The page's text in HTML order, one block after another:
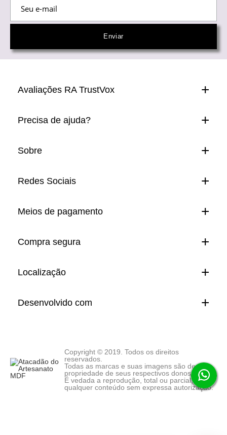
Avaliações RA TrustVox
Precisa de ajuda?
Sobre
Redes Sociais
Meios de pagamento
Compra segura
Localização
Desenvolvido com
Copyright © 2019. Todos os direitos
reservados.
Todas as marcas e suas imagens são de
propriedade de seus respectivos donos.
É vedada a reprodução, total ou parcial, de
qualquer conteúdo sem expressa autorização.